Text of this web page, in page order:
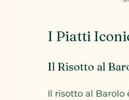
I Piatti
Il Risotto al
Il risotto al